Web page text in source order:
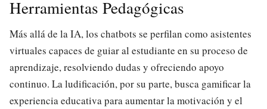
Herramientas Pedagógicas
Más allá de la IA, los chatbots se perfilan como asistentes
virtuales capaces de guiar al estudiante en su proceso de
aprendizaje, resolviendo dudas y ofreciendo apoyo
continuo. La ludificación, por su parte, busca gamificar la
experiencia educativa para aumentar la motivación y el